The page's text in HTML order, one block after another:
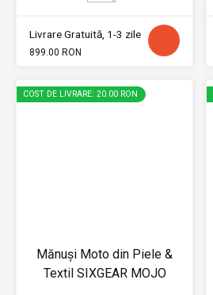
Livrare Gratuită, 1-3 zile
899.00 RON
COST DE LIVRARE: 20.00 RON
Mănuși Moto din Piele &
Textil SIXGEAR MOJO